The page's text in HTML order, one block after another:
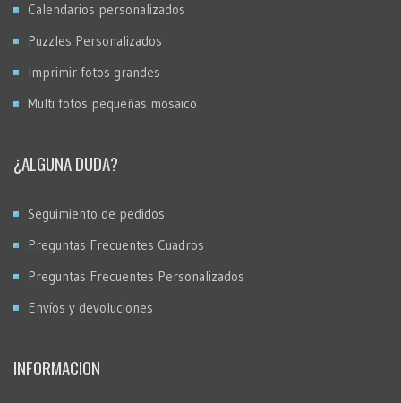
Calendarios personalizados
Puzzles Personalizados
Imprimir fotos grandes
Multi fotos pequeñas mosaico
¿ALGUNA DUDA?
Seguimiento de pedidos
Preguntas Frecuentes Cuadros
Preguntas Frecuentes Personalizados
Envíos y devoluciones
INFORMACION